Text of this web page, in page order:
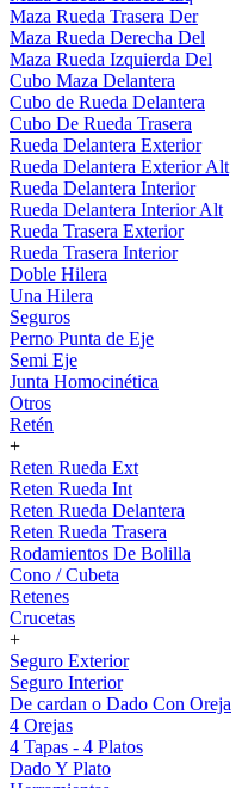
Maza Rueda Trasera Der
Maza Rueda Derecha Del
Maza Rueda Izquierda Del
Cubo Maza Delantera
Cubo de Rueda Delantera
Cubo De Rueda Trasera
Rueda Delantera Exterior
Rueda Delantera Exterior Alt
Rueda Delantera Interior
Rueda Delantera Interior Alt
Rueda Trasera Exterior
Rueda Trasera Interior
Doble Hilera
Una Hilera
Seguros
Perno Punta de Eje
Semi Eje
Junta Homocinética
Otros
Retén
+
Reten Rueda Ext
Reten Rueda Int
Reten Rueda Delantera
Reten Rueda Trasera
Rodamientos De Bolilla
Cono / Cubeta
Retenes
Crucetas
+
Seguro Exterior
Seguro Interior
De cardan o Dado Con Oreja
4 Orejas
4 Tapas - 4 Platos
Dado Y Plato